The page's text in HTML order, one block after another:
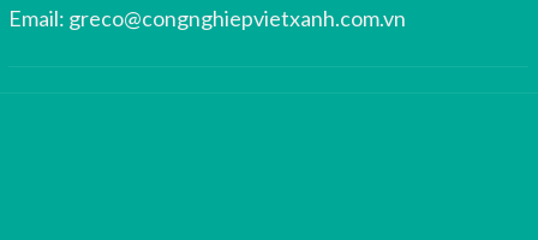
Email: greco@congnghiepvietxanh.com.vn